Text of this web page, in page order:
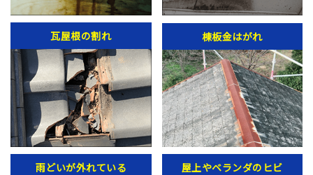
瓦屋根の割れ 棟板金はがれ
雨どいが外れている 屋上やベランダのヒビ